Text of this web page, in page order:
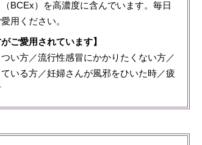
BCEx）を高濃度に含んでいます。毎日
用ください。
ご愛用されています】
い方／流行性感冒にかかりたくない方／
いる方／妊婦さんが風邪をひいた時／疲